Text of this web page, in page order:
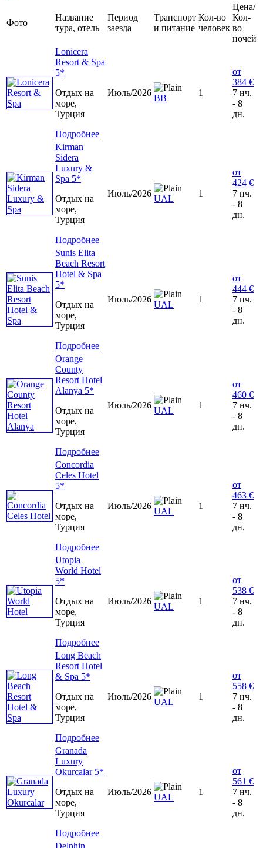
Фото
Название
тура, отель
Период
заезда
Транспорт
и питание
Кол-во
человек
Цена/
Кол-
во
ночей
Lonicera
Resort & Spa
5*
Отдых на
море,
Турция
Подробнее
Июль/2026
ВВ
1
от
384 €
7 нч.
- 8
дн.
Kirman
Sidera
Luxury &
Spa 5*
Отдых на
море,
Турция
Подробнее
Июль/2026
UAL
1
от
424 €
7 нч.
- 8
дн.
Sunis Elita
Beach Resort
Hotel & Spa
5*
Отдых на
море,
Турция
Подробнее
Июль/2026
UAL
1
от
444 €
7 нч.
- 8
дн.
Orange
County
Resort Hotel
Alanya 5*
Отдых на
море,
Турция
Подробнее
Июль/2026
UAL
1
от
460 €
7 нч.
- 8
дн.
Concordia
Celes Hotel
5*
Отдых на
море,
Турция
Подробнее
Июль/2026
UAL
1
от
463 €
7 нч.
- 8
дн.
Utopia
World Hotel
5*
Отдых на
море,
Турция
Подробнее
Июль/2026
UAL
1
от
538 €
7 нч.
- 8
дн.
Long Beach
Resort Hotel
& Spa 5*
Отдых на
море,
Турция
Подробнее
Июль/2026
UAL
1
от
558 €
7 нч.
- 8
дн.
Granada
Luxury
Okurcalar 5*
Отдых на
море,
Турция
Подробнее
Июль/2026
UAL
1
от
561 €
7 нч.
- 8
дн.
Delphin